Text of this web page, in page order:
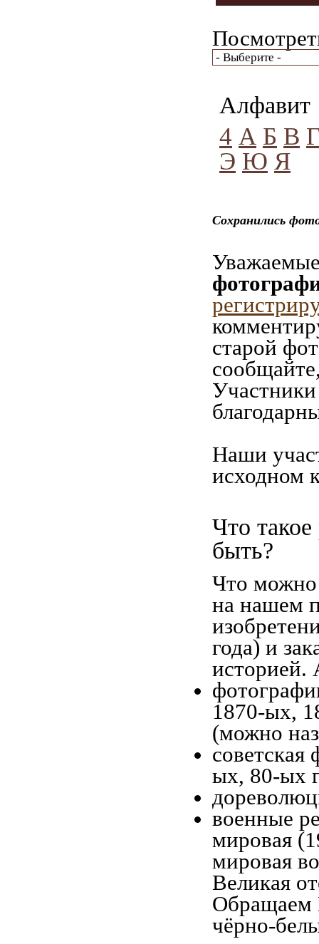
Алфавит
4 А Б В
Э Ю Я
Сохранились
старой
Наши
исходном
Что
быть?
Что можно
на нашем
года) и
историей.
1870-ых,
(можно
ых, 80-ых
военные
мировая
мировая
Великая
Обращаем
чёрно-